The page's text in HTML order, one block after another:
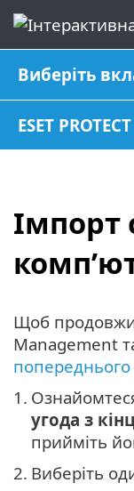
Виберіть
ESET
Імпорт
Щоб
Management
попереднього
1.
угода з
прийміть
2. Виберіть